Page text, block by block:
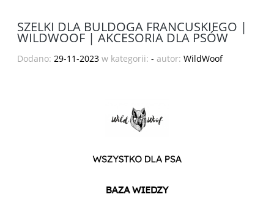
SZELKI DLA BULDOGA FRANCUSKIEGO |
WILDWOOF | AKCESORIA DLA PSÓW
Dodano: 29-11-2023 w kategorii: - autor: WildWoof